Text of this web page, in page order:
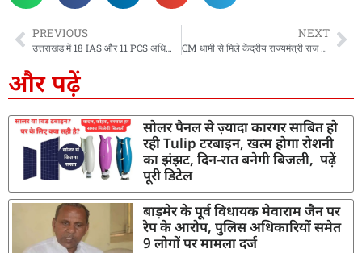
PREVIOUS
उत्तराखंड में 18 IAS और 11 PCS अधिकारियों के तबादले, IAS राजेश कुमार से वापिस ली गई स्वास्थ्य सचिव की ज़िम्मेदारी
NEXT
CM धामी से मिले केंद्रीय राज्यमंत्री राज भूषण चौधरी, केंद्र और राज्य सरकार द्वारा संचालित पेयजल योजनाओं पर हुई चर्चा
और पढ़ें
सोलर पैनल से ज़्यादा कारगर साबित हो
रही Tulip टरबाइन, खत्म होगा रोशनी
का झंझट, दिन-रात बनेगी बिजली, पढ़ें
पूरी डिटेल
बाड़मेर के पूर्व विधायक मेवाराम जैन पर
रेप के आरोप, पुलिस अधिकारियों समेत
9 लोगों पर मामला दर्ज